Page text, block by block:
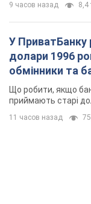
9 часов назад 8,4
У ПриватБанку
долари 1996
обмінники та
Що робити, якщо
приймають старі
11 часов назад